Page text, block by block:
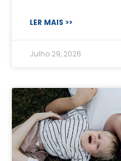
LER MAIS >>
Julho 29, 2026